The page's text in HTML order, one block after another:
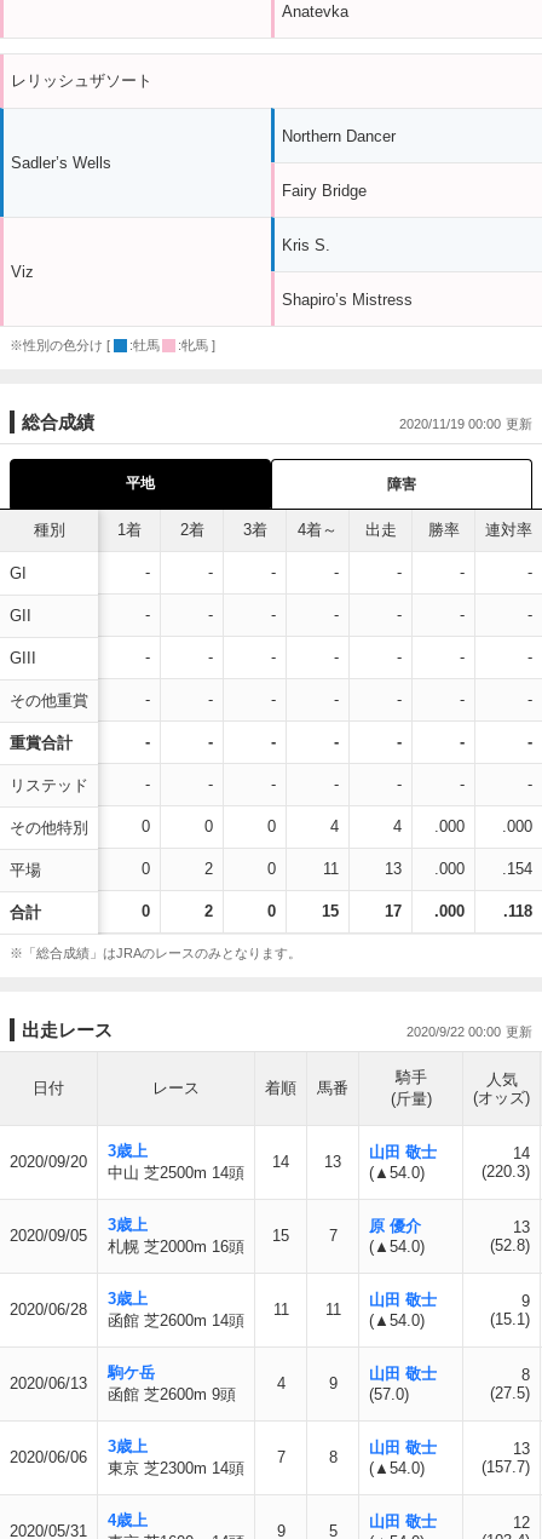
Anatevka
レリッシュザソート
Sadler’s Wells
Viz
Northern Dancer
Fairy Bridge
Kris S.
Shapiro’s Mistress
※性別の色分け [ :牡馬 :牝馬 ]
総合成績 2020/11/19 00:00
平地 障害
種別
GI
GII
GIII
その他重賞
重賞合計
リステッド
その他特別
平場
合計
1着 2着 3着 4着～ 出走 勝率 連対率
- - - - - - -
- - - - - - -
- - - - - - -
- - - - - - -
- - - - - - -
- - - - - - -
0 0 0 4 4 .000 .000
0 2 0 11 13 .000 .154
0 2 0 15 17 .000 .118
※「総合成績」はJRAのレースのみとなります。
出走レース 2020/9/22 00:00
日付 レース 着順 馬番
騎手
(斤量)
人気
(オッズ)
2020/09/20
3歳上
中山 芝2500m 14頭
14 13
山田 敬士
(▲54.0)
14
(220.3)
2020/09/05
3歳上
札幌 芝2000m 16頭
15 7
原 優介
(▲54.0)
13
(52.8)
2020/06/28
3歳上
函館 芝2600m 14頭
11 11
山田 敬士
(▲54.0)
9
(15.1)
2020/06/13
駒ケ岳
函館 芝2600m 9頭
4 9
山田 敬士
(57.0)
8
(27.5)
2020/06/06
3歳上
東京 芝2300m 14頭
7 8
山田 敬士
(▲54.0)
13
(157.7)
2020/05/31
4歳上
9 5
山田 敬士
12